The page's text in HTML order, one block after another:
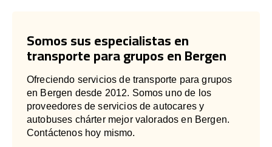
Somos sus especialistas en
transporte para grupos en Bergen
Ofreciendo servicios de transporte para grupos
en Bergen desde 2012. Somos uno de los
proveedores de servicios de autocares y
autobuses chárter mejor valorados en Bergen.
Contáctenos hoy mismo.